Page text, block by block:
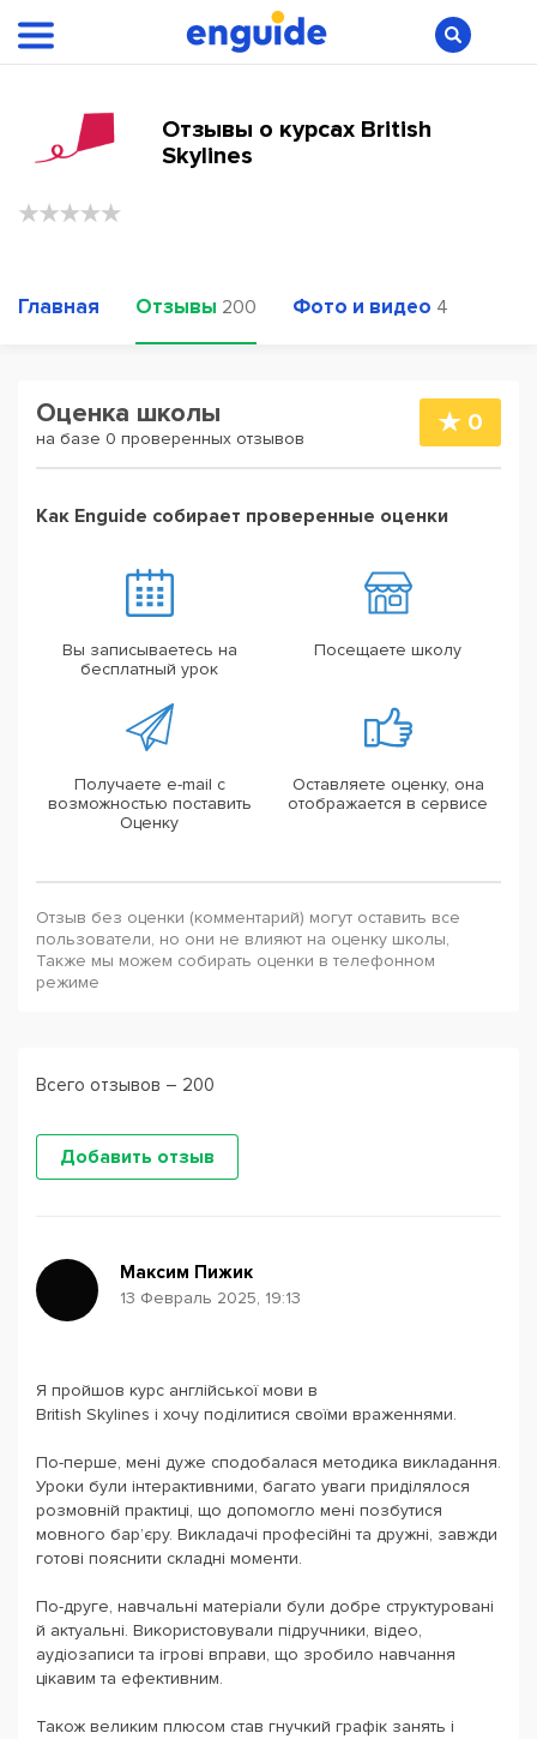
Отзывы о курсах British
Skylines
Главная Отзывы 200 Фото и видео 4
Оценка школы
на базе 0 проверенных отзывов
0
Как Enguide собирает проверенные оценки
Вы записываетесь на
бесплатный урок
Посещаете школу
Получаете e-mail с
возможностью поставить
Оценку
Оставляете оценку, она
отображается в сервисе
Отзыв без оценки (комментарий) могут оставить все
пользователи, но они не влияют на оценку школы,
Также мы можем собирать оценки в телефонном
режиме
Всего отзывов – 200
Добавить отзыв
Максим Пижик
13 Февраль 2025, 19:13
Я пройшов курс англійської мови в
British Skylines і хочу поділитися своїми враженнями.
По-перше, мені дуже сподобалася методика викладання.
Уроки були інтерактивними, багато уваги приділялося
розмовній практиці, що допомогло мені позбутися
мовного бар’єру. Викладачі професійні та дружні, завжди
готові пояснити складні моменти.
По-друге, навчальні матеріали були добре структуровані
й актуальні. Використовували підручники, відео,
аудіозаписи та ігрові вправи, що зробило навчання
цікавим та ефективним.
Також великим плюсом став гнучкий графік занять і